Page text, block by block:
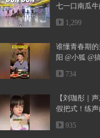
七一口南瓜
DUN...
1,299
谁懂青春期
阳 @小狐 @
734
【刘珈彤｜
假把式！练
的...
935